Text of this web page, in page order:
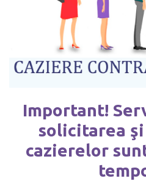
Important!
solicitarea
cazierelor